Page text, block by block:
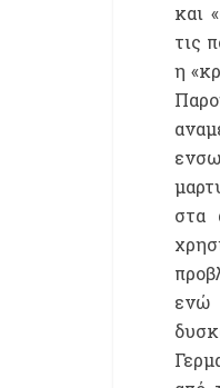
και
τις
η
στα
ενώ